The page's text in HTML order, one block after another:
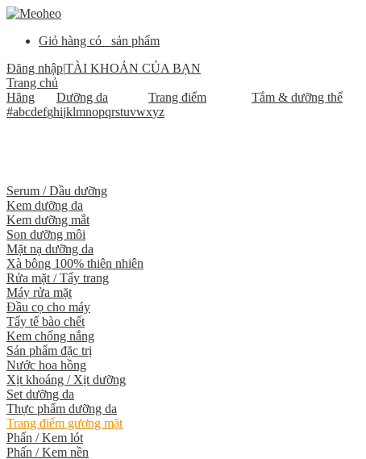
Giỏ hàng có
sản phẩm
Đăng nhập|TÀI KHOẢN CỦA BẠN
Trang chủ
Hãng
Dưỡng da Trang điểm Tắm & dưỡng thể
#abcdefghijklmnopqrstuvwxyz
Serum / Dầu dưỡng
Kem dưỡng da
Kem dưỡng mắt
Son dưỡng môi
Mặt nạ dưỡng da
Xà bông 100% thiên nhiên
Rửa mặt / Tẩy trang
Máy rửa mặt
Đầu cọ cho máy
Tẩy tế bào chết
Kem chống nắng
Sản phẩm đặc trị
Nước hoa hồng
Xịt khoáng / Xịt dưỡng
Set dưỡng da
Thực phẩm dưỡng da
Trang điểm gương mặt
Phấn / Kem lót
Phấn / Kem nền